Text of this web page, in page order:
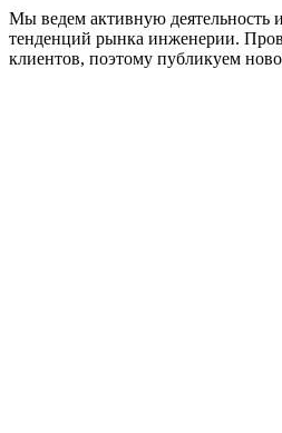
Мы ведем активную деятельность
тенденций рынка инженерии.
клиентов, поэтому публикуем